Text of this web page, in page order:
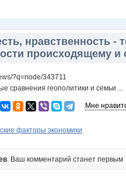
нравственность -
происходящему и
?q=node/343711
сравнения геополитики и семьи ...
Мне
факторы экономики
. Ваш комментарий станет первым